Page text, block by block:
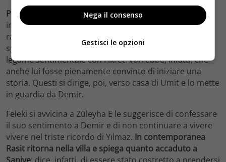
Prosegue la storia tra Umit e Demir, mentre Sevda
invita in diverse occasioni Züleyha a rivalutare il suo
rapporto con Demir. Nel frattempo, però, Mujgan
specifica chiaro e tondo di non voler alcun tipo di
legame sentimentale con Fikret: vorrebbe, infatti, che
anche lui fosse pienamente convinto di iniziare una
storia. Questi si dirige, poi, verso casa di Umit e lo mette
in guardia da Demir.
Feleki si avvicina a Züleyha E le suggerisce di confessare
il suo sentimento a Demir e di non continuare a vivere
vivere nel triste ricordo di Yılmaz. In contemporanea
Rasit ritorna nella villa e spiega quanto accaduto a
Nega il consenso
Gestisci le opzioni